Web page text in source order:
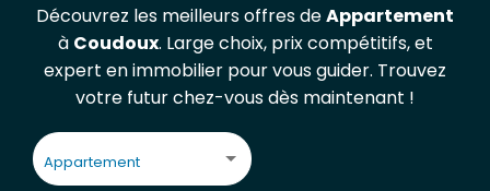
Découvrez les meilleurs offres deAppartement
à Coudoux. Large choix, prix compétitifs, et
expert en immobilier pour vous guider. Trouvez
votre futur chez-vous dès maintenant !
Appartement